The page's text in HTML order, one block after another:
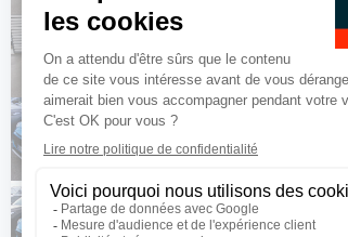
106265 Nouveau 1.5
Nouveau 1.5
107069 MG ZS
Nouveau 1.5